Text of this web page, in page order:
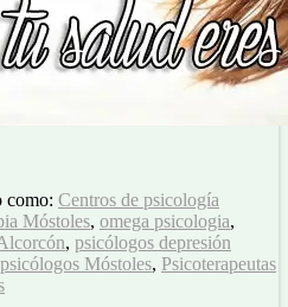
como: Centros de psicología
Móstoles, omega psicologia,
, psicólogos depresión
psicólogos Móstoles, Psicoterapeutas